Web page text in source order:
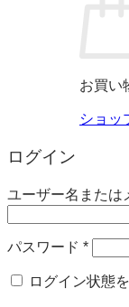
お買い
ショッ
ログイン
ユーザー名または
パスワード *必
ログイン状態